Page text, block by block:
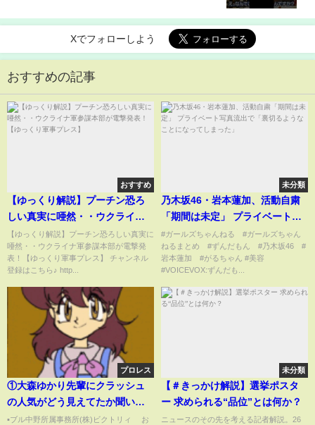
Xでフォローしよう
おすすめの記事
おすすめ
【ゆっくり解説】プーチン恐ろ
しい真実に唖然・・ウクライナ
軍参謀本部が電撃発表！【ゆっ
くり軍事プレス】
【ゆっくり解説】プーチン恐ろしい真実に
唖然・・ウクライナ軍参謀本部が電撃発
表！【ゆっくり軍事プレス】 チャンネル
登録はこちら♪ http...
未分類
乃木坂46・岩本蓮加、活動自粛
「期間は未定」 プライベート写
真流出で「裏切るようなことに
なってしまった」
#ガールズちゃんねる #ガールズちゃん
ねるまとめ #ずんだもん #乃木坂46 #
岩本蓮加 #がるちゃん #美容
#VOICEVOX:ずんだも...
プロレス
①大森ゆかり先輩にクラッシュ
の人気がどう見えてたか聞いて
みました
▪️ブル中野所属事務所(株)ビクトリィ お
未分類
【＃きっかけ解説】選挙ポスタ
ー 求められる“品位”とは何か？
ニュースのその先を考える記者解説。26